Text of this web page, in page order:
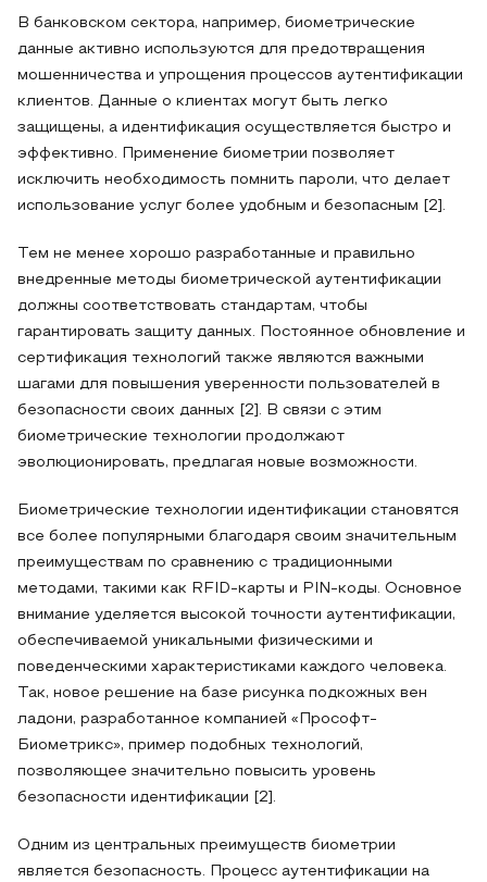
В банковском сектора, например, биометрические
данные активно используются для предотвращения
мошенничества и упрощения процессов аутентификации
клиентов. Данные о клиентах могут быть легко
защищены, а идентификация осуществляется быстро и
эффективно. Применение биометрии позволяет
исключить необходимость помнить пароли, что делает
использование услуг более удобным и безопасным [2].
Тем не менее хорошо разработанные и правильно
внедренные методы биометрической аутентификации
должны соответствовать стандартам, чтобы
гарантировать защиту данных. Постоянное обновление и
сертификация технологий также являются важными
шагами для повышения уверенности пользователей в
безопасности своих данных [2]. В связи с этим
биометрические технологии продолжают
эволюционировать, предлагая новые возможности.
Биометрические технологии идентификации становятся
все более популярными благодаря своим значительным
преимуществам по сравнению с традиционными
методами, такими как RFID-карты и PIN-коды. Основное
внимание уделяется высокой точности аутентификации,
обеспечиваемой уникальными физическими и
поведенческими характеристиками каждого человека.
Так, новое решение на базе рисунка подкожных вен
ладони, разработанное компанией «Прософт-
Биометрикс», пример подобных технологий,
позволяющее значительно повысить уровень
безопасности идентификации [2].
Одним из центральных преимуществ биометрии
является безопасность. Процесс аутентификации на